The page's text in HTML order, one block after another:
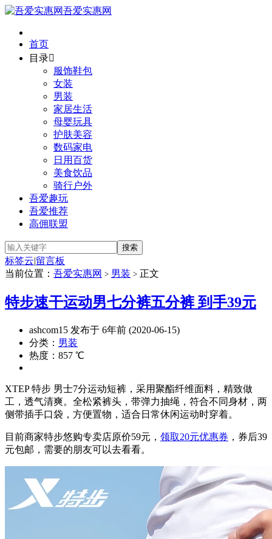
吾爱实惠网
首页
目录
服饰鞋包
女装
男装
家居生活
母婴玩具
护肤美容
数码家电
日用百货
美食饮品
骑行户外
吾爱趣玩
吾爱推荐
高佣联盟
标签云|留言板
当前位置： 吾爱实惠网 > 男装 > 正文
特步速干运动男七分裤五分裤 到手39元
ashcom15 发布于 6年前 (2020-06-15)
分类： 男装
热度：857 ℃
XTEP 特步 男士7分运动短裤，采用聚酯纤维面料，精致做
工，透气清爽。全松紧裤头，带弹力抽绳，符合不同身材，两
侧带插手口袋，方便置物，适合日常休闲运动时穿着。
目前商家特步悠购专卖店原价59元， 领取20元优惠券 ，券后39
元包邮，需要的朋友可以去看看。